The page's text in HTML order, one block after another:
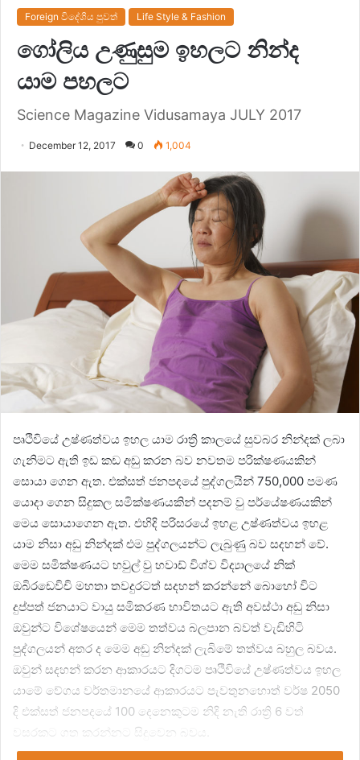
Foreign විදේශිය පුවත් Life Style & Fashion
ගෝලිය උණුසුම ඉහලට නින්ද
යාම පහලට
Science Magazine Vidusamaya JULY 2017
December 12, 2017 0 1,004
පෘථිවියේ උෂ්ණත්වය ඉහල යාම රාත්‍රි කාලයේ සුවබර නින්දක් ලබා
ගැනිමට ඇති ඉඩ කඩ අඩු කරන බව නවතම පරික්ෂණයකින්
සොයා ගෙන ඇත. එක්සත් ජනපදයේ පුද්ගලයින් 750,000 පමණ
යොදා ගෙන සිදුකල සමික්ෂණයකින් පදනම් වු පර්යේෂණයකින්
මෙය සොයාගෙන ඇත. එහිදි පරිසරයේ ඉහළ උෂ්ණත්වය ඉහළ
යාම නිසා අඩු නින්දක් එම පුද්ගලයන්ට ලැබුණු බව සදහන් වේ.
මෙම සමික්ෂණයට හවුල් වු හවාඩ් විශ්ව විද්‍යාලයේ නික්
ඔබිරඩෙවිචි මහතා තවදුරටත් සදහන් කරන්නේ බොහෝ විට
දුප්පත් ජනයාට වායු සමිකරණ භාවිතයට ඇති අවස්ථා අඩු නිසා
ඔවුන්ට විශේෂයෙන් මෙම තත්වය බලපාන බවත් වැඩිහිටි
පුද්ගලයන් අතර ද මෙම අඩු නින්දක් ලැබිමේ තත්වය බහුල බවය.
ඔවුන් සදහන් කරන ආකාරයට දිගටම පෘථිවියේ උෂ්ණත්වය ඉහල
යාමේ වේගය වර්තමානයේ ආකාරයට පැවතුනහොත් වර්ෂ 2050
දි එක්සත් ජනපදයේ 100 දෙනෙකුටම නිදි නැති රාත්‍රි 6 වත්
වසරකට ගත කරන්නට සිදුවෙන බවය.